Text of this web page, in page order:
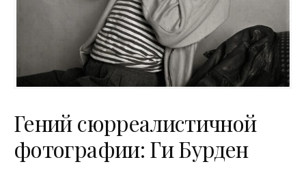
Гений сюрреалистичной
фотографии: Ги Бурден